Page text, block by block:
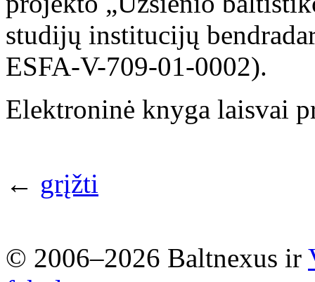
studijų institucijų
ESFA-V-709-01-0002).
Elektroninė knyga laisvai
← grįžti
© 2006–2026 Baltnexus ir